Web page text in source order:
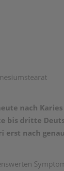
nach
bis dritte
erst nach